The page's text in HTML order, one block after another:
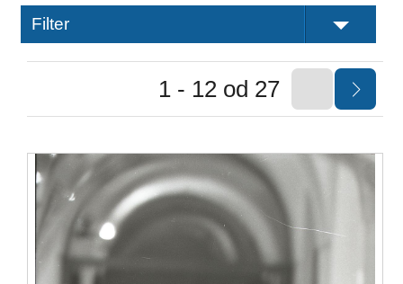
Filter
1 - 12 od 27